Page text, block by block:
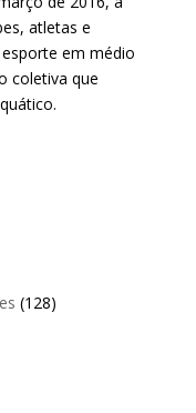
atletas e
em médio
coletiva que
(128)